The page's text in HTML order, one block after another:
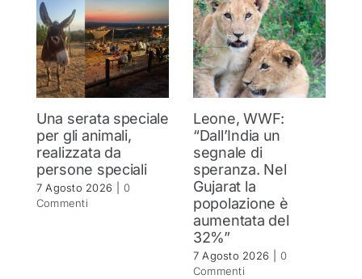
Una serata speciale
per gli animali,
realizzata da
persone speciali
7 Agosto 2026
0
Commenti
Leone, WWF:
“Dall’India un
segnale di
speranza. Nel
Gujarat la
popolazione è
aumentata del
32%”
7 Agosto 2026
0
Commenti